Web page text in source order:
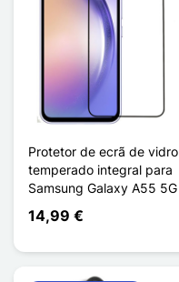
Protetor de ecrã de vidro
temperado integral para
Samsung Galaxy A55 5G
14,99 €